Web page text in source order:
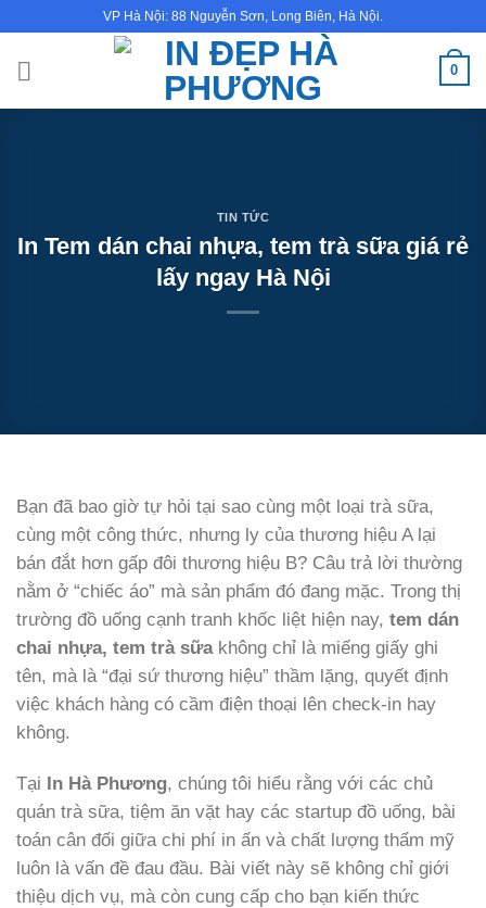
nội
VP Hà Nội: 88 Nguyễn Sơn, Long Biên, Hà Nội.
0
TIN TỨC
In Tem dán chai nhựa, tem trà sữa giá rẻ
lấy ngay Hà Nội
Bạn đã bao giờ tự hỏi tại sao cùng một loại trà sữa,
cùng một công thức, nhưng ly của thương hiệu A lại
bán đắt hơn gấp đôi thương hiệu B? Câu trả lời thường
nằm ở “chiếc áo” mà sản phẩm đó đang mặc. Trong thị
trường đồ uống cạnh tranh khốc liệt hiện nay, tem dán
chai nhựa, tem trà sữakhông chỉ là miếng giấy ghi
tên, mà là “đại sứ thương hiệu” thầm lặng, quyết định
việc khách hàng có cầm điện thoại lên check-in hay
không.
Tại In Hà Phương, chúng tôi hiểu rằng với các chủ
quán trà sữa, tiệm ăn vặt hay các startup đồ uống, bài
toán cân đối giữa chi phí in ấn và chất lượng thẩm mỹ
luôn là vấn đề đau đầu. Bài viết này sẽ không chỉ giới
thiệu dịch vụ, mà còn cung cấp cho bạn kiến thức